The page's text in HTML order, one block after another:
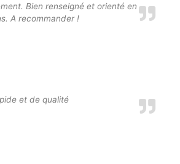
Bien renseigné et orienté en
A recommander !
et de qualité